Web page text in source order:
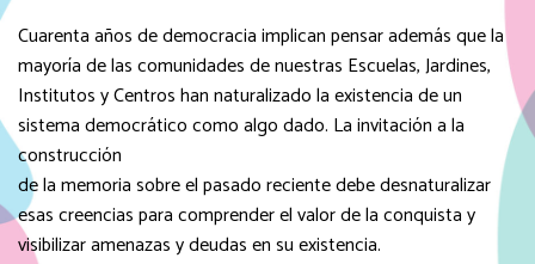
Cuarenta años de democracia implican pensar además que la
mayoría de las comunidades de nuestras Escuelas, Jardines,
Institutos y Centros han naturalizado la existencia de un
sistema democrático como algo dado. La invitación a la
construcción
de la memoria sobre el pasado reciente debe desnaturalizar
esas creencias para comprender el valor de la conquista y
visibilizar amenazas y deudas en su existencia.